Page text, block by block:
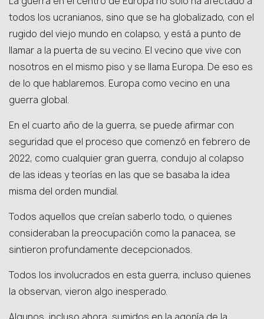
todos los ucranianos, sino que se ha globalizado, con el
rugido del viejo mundo en colapso, y está a punto de
llamar a la puerta de su vecino. El vecino que vive con
nosotros en el mismo piso y se llama Europa. De eso es
de lo que hablaremos. Europa como vecino en una
guerra global.
En el cuarto año de la guerra, se puede afirmar con
seguridad que el proceso que comenzó en febrero de
2022, como cualquier gran guerra, condujo al colapso
de las ideas y teorías en las que se basaba la idea
misma del orden mundial.
Todos aquellos que creían saberlo todo, o quienes
consideraban la preocupación como la panacea, se
sintieron profundamente decepcionados.
Todos los involucrados en esta guerra, incluso quienes
la observan, vieron algo inesperado.